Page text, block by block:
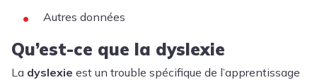
Autres données
Qu’est-ce que la dyslexie
La dyslexie est un trouble spécifique de l’apprentissage